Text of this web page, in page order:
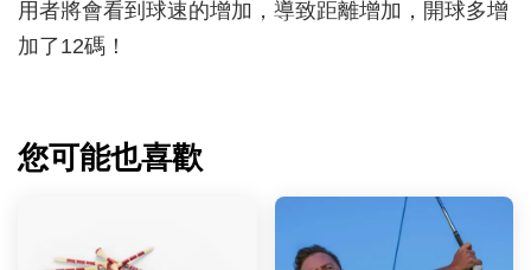
用者將會看到球速的增加，導致距離增加，開球多增
加了12碼！
您可能也喜歡